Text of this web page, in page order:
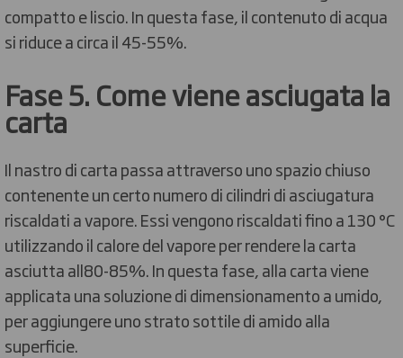
compatto e liscio. In questa fase, il contenuto di acqua
si riduce a circa il 45-55%.
Fase 5. Come viene asciugata la
carta
Il nastro di carta passa attraverso uno spazio chiuso
contenente un certo numero di cilindri di asciugatura
riscaldati a vapore. Essi vengono riscaldati fino a 130 °C
utilizzando il calore del vapore per rendere la carta
asciutta all80-85%. In questa fase, alla carta viene
applicata una soluzione di dimensionamento a umido,
per aggiungere uno strato sottile di amido alla
superficie.